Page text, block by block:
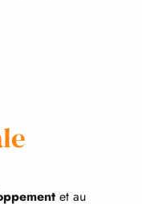
et au